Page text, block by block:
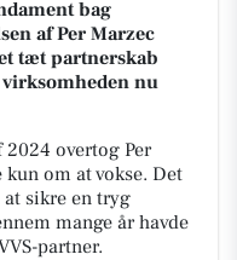
bag
af Per Marzec
tæt partnerskab
nu
2024 overtog Per
kun om at vokse. Det
sikre en tryg
mange år havde
partner.